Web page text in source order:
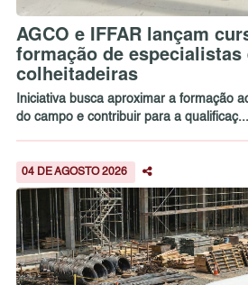
AGCO e IFFAR lançam
formação de especialistas
colheitadeiras
Iniciativa busca aproximar a formação
do campo e contribuir para a qualificaç...
04 DE AGOSTO 2026